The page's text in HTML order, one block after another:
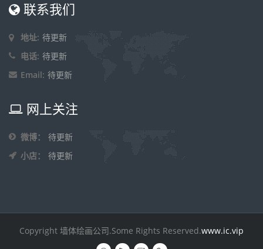
联系我们
地址: 待更新
电话: 待更新
Email: 待更新
网上关注
微博：
待更新
小店：
待更新
Copyright 墙体绘画公司.Some Rights Reserved.www.ic.vip